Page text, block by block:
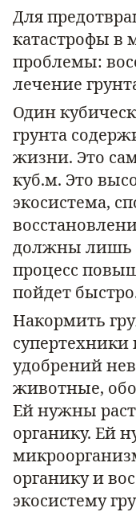
Для
катастрофы в
проблемы:
лечение
Один
грунта
жизни. Это
куб.м. Это
экосистема,
должны лишь
процесс
пойдет
Накормить
удобрений
животные,
Ей нужны
органику. Ей
органику и
экосистему